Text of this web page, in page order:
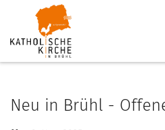
Neu in Brühl -